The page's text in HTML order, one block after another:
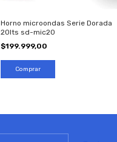
Horno microondas Serie Dorada
20lts sd-mic20
$199.999,00